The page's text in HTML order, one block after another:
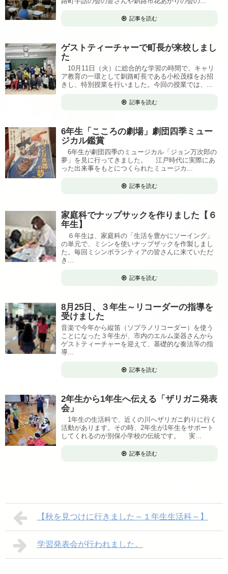
記事を読む
ゲストティーチャーで町長が来校しまし
た
10月11日（火）に総合的な学習の時間で、キャリ
ア教育の一環として釧路町長である小松茂様をお招
きし、特別授業を行いました。今回の授業では、...
記事を読む
6年生「こころの劇場」劇団四季ミュー
ジカル鑑賞
6年生が劇団四季のミュージカル「ジョン万次郎の
夢」を見に行ってきました。 江戸時代に実際にあ
った出来事をもとにつくられたミュージカ...
記事を読む
家庭科でナップサックを作りました【６
年生】
６年生は、家庭科の「生活を豊かにソーイング」
の単元で、ミシンを使いナップザックを作製しまし
た。毎回ミシンボランティアの皆さんに来ていただ
き...
記事を読む
8月25日、３年生～リコーダーの指導を
受けました
音楽で今年から縦笛（ソプラノリコーダー）を使う
ことになった３年生が、市内のエルム楽器さんから
ゲストティーチャーを迎えて、基礎的な奏法等の指
導...
記事を読む
2年生から1年生へ伝える「ザリガニ発表
会」
1年生の生活科で、近くの川へザリガニ釣りに行く
活動があります。その時、2年生が1年生をサポート
してくれるのが別保小学校の伝統です。 実...
記事を読む
【秋を見つけに行きました～１年生生活科～】
学習発表会が行われました。